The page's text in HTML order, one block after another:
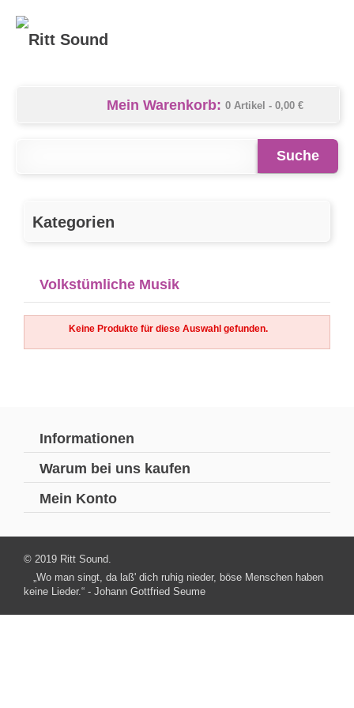
Mein Warenkorb: 0 Artikel - 0,00 €
Suche
Kategorien
Volkstümliche Musik
Keine Produkte für diese Auswahl gefunden.
Informationen
Warum bei uns kaufen
Mein Konto
© 2019 Ritt Sound.
„Wo man singt, da laß' dich ruhig nieder, böse Menschen haben
keine Lieder.“ - Johann Gottfried Seume